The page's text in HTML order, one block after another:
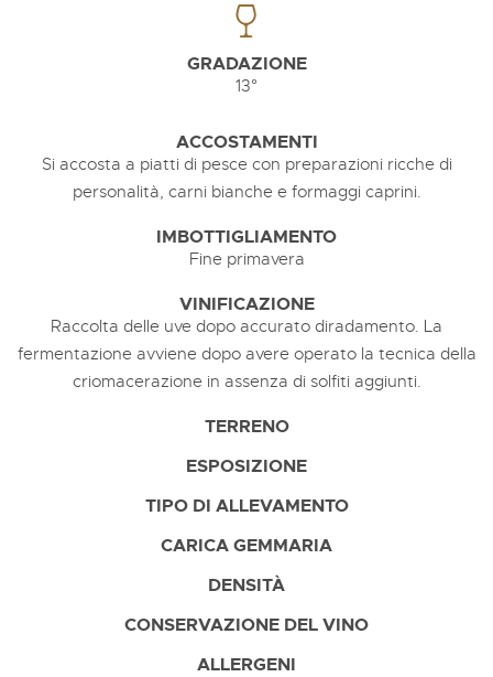
GRADAZIONE
13°
ACCOSTAMENTI
Si accosta a piatti di pesce con preparazioni ricche di
personalità, carni bianche e formaggi caprini.
IMBOTTIGLIAMENTO
Fine primavera
VINIFICAZIONE
Raccolta delle uve dopo accurato diradamento. La
fermentazione avviene dopo avere operato la tecnica della
criomacerazione in assenza di solfiti aggiunti.
TERRENO
ESPOSIZIONE
TIPO DI ALLEVAMENTO
CARICA GEMMARIA
DENSITÀ
CONSERVAZIONE DEL VINO
ALLERGENI